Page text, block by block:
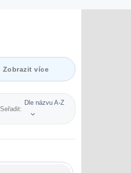
Zobrazit více
Seřadit:
Dle názvu A-Z